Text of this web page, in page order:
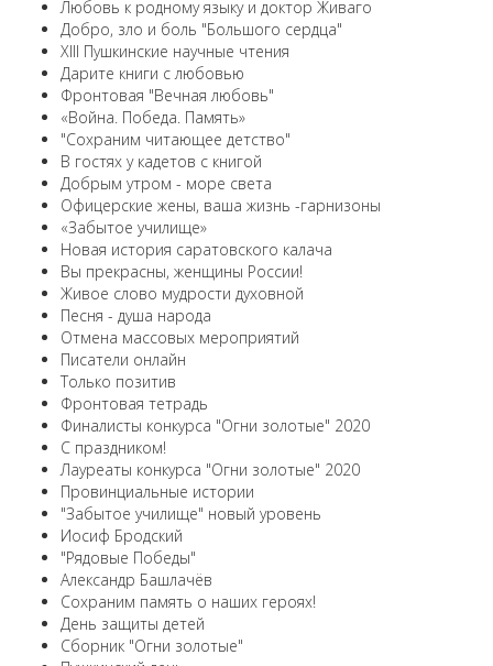
Любовь к родному языку и доктор Живаго
Добро, зло и боль "Большого сердца"
XIII Пушкинские научные чтения
Дарите книги с любовью
Фронтовая "Вечная любовь"
«Война. Победа. Память»
"Сохраним читающее детство"
В гостях у кадетов с книгой
Добрым утром - море света
Офицерские жены, ваша жизнь -гарнизоны
«Забытое училище»
Новая история саратовского калача
Вы прекрасны, женщины России!
Живое слово мудрости духовной
Песня - душа народа
Отмена массовых мероприятий
Писатели онлайн
Только позитив
Фронтовая тетрадь
Финалисты конкурса "Огни золотые" 2020
С праздником!
Лауреаты конкурса "Огни золотые" 2020
Провинциальные истории
"Забытое училище" новый уровень
Иосиф Бродский
"Рядовые Победы"
Александр Башлачёв
Сохраним память о наших героях!
День защиты детей
Сборник "Огни золотые"